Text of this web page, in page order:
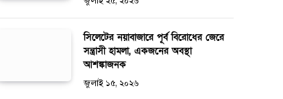
সিলেটের নয়াবাজারে পূর্ব বিরোধের জেরে
সন্ত্রাসী হামলা, একজনের অবস্থা
আশঙ্কাজনক
জুলাই ১৫, ২০২৬